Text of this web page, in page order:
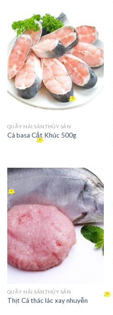
QUẦY HẢI SẢN,THỦY SẢN
Cá basa Cắt Khúc 500g
QUẦY HẢI SẢN,THỦY SẢN
Thịt Cá thác lác xay nhuyễn